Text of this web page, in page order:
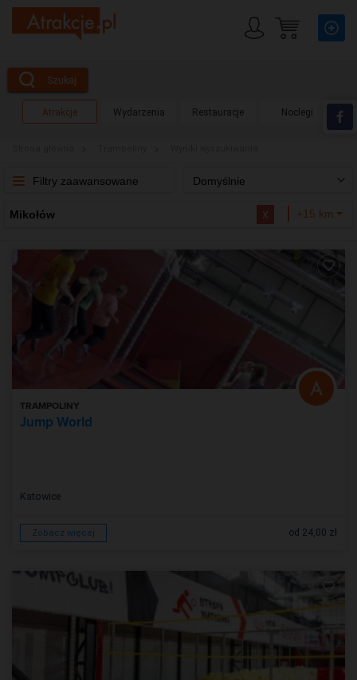
Szukaj
Atrakcje Wydarzenia Restauracje Noclegi
Filtry zaawansowane Domyślnie
Mikołów x +15 km
TRAMPOLINY
Jump World
Katowice
Zobacz więcej od 24,00 zł